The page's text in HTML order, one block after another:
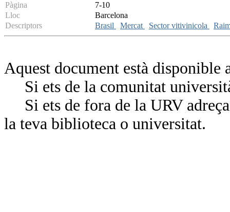
Pàgina
7-10
Lloc
Barcelona
Descriptors
Brasil Mercat Sector vitivinicola
Aquest document està
Si ets de la comunitat
Si ets de fora de la URV
la teva biblioteca o universitat.